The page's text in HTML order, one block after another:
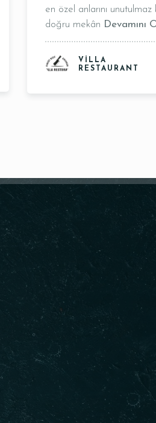
en özel anlarını unutulmaz
doğru mekân Devamını
VILLA
RESTAURANT
İletişim Bilgilerimiz
PAKET SERVIS :
REZERVASYON :
ADRES :
Mimarsinan Silivri,
No:3, 34570 Silivri/